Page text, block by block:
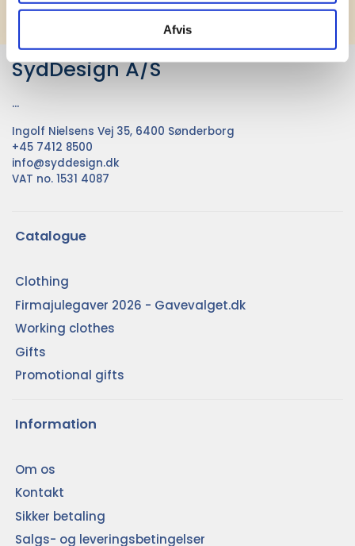
Afvis
SydDesign A/S
...
Ingolf Nielsens Vej 35, 6400 Sønderborg
+45 7412 8500
info@syddesign.dk
VAT no. 1531 4087
Catalogue
Clothing
Firmajulegaver 2026 - Gavevalget.dk
Working clothes
Gifts
Promotional gifts
Information
Om os
Kontakt
Sikker betaling
Salgs- og leveringsbetingelser